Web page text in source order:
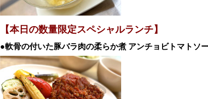
【本日の数量限定スペシャルランチ】
●軟骨の付いた豚バラ肉の柔らか煮 アンチョビトマトソ